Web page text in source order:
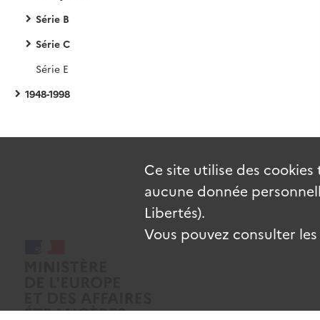
Série B
Série C
Série E
1948-1998
Ce site utilise des cookies
aucune donnée
Libertés).
Vous pouvez consulter